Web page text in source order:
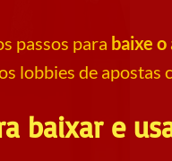
passos para baixe
lobbies de
baixar e